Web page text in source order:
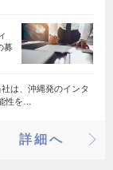
募
は、沖縄発のインタ
性を…
詳細へ